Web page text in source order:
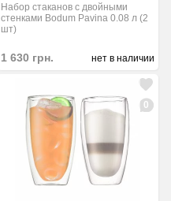
Набор стаканов с двойными
стенками Bodum Pavina 0.08 л (2
шт)
1 630 грн. нет в наличии
0